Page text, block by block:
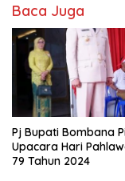
Baca Juga
Pj Bupati Bombana
Upacara Hari
79 Tahun 2024